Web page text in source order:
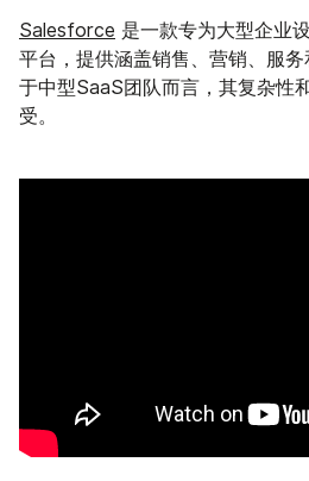
Salesforce 是一款专为大型企业
平台，提供涵盖销售、营销、服
于中型SaaS团队而言，其复杂性
受。